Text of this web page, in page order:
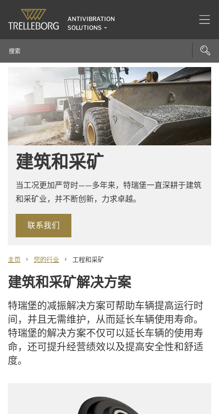
ANTIVIBRATION
SOLUTIONS
建筑和采矿
当工况更加严苛时——多年来，特瑞堡一直深耕于建筑
和采矿业，并不断创新，力求卓越。
联系我们
主页 › 您的行业 › 工程和采矿
建筑和采矿解决方案
特瑞堡的减振解决方案可帮助车辆提高运行时
间，并且无需维护，从而延长车辆使用寿命。
特瑞堡的解决方案不仅可以延长车辆的使用寿
命，还可提升经营绩效以及提高安全性和舒适
度。